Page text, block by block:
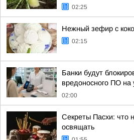
02:25
Нежный зефир с
02:15
Банки будут
вредоносного ПО на
02:00
Секреты Пасхи: что
освящать